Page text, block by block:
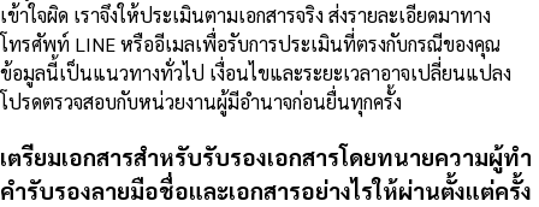
เข้าใจผิด เราจึงให้ประเมินตามเอกสารจริง ส่งรายละเอียดมาทาง
โทรศัพท์ LINE หรืออีเมลเพื่อรับการประเมินที่ตรงกับกรณีของคุณ
ข้อมูลนี้เป็นแนวทางทั่วไป เงื่อนไขและระยะเวลาอาจเปลี่ยนแปลง
โปรดตรวจสอบกับหน่วยงานผู้มีอำนาจก่อนยื่นทุกครั้ง
เตรียมเอกสารสำหรับรับรองเอกสารโดยทนายความผู้ทำ
คำรับรองลายมือชื่อและเอกสารอย่างไรให้ผ่านตั้งแต่ครั้ง